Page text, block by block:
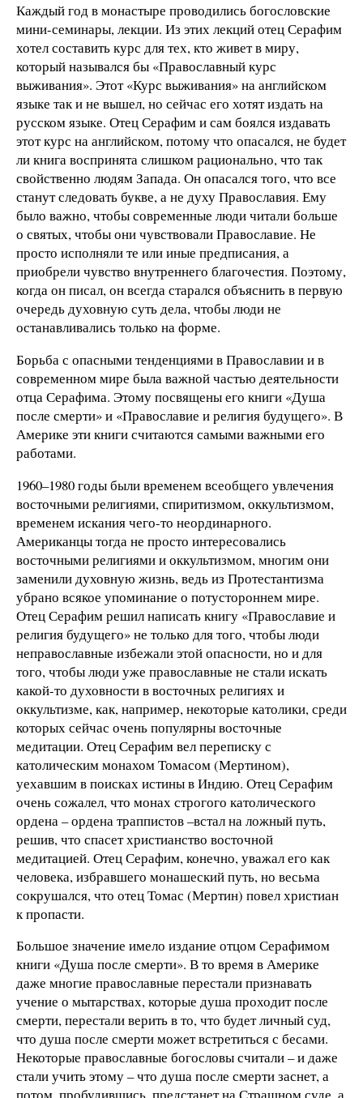
Каждый год в монастыре проводились богословские
мини-семинары, лекции. Из этих лекций отец Серафим
хотел составить курс для тех, кто живет в миру,
который назывался бы «Православный курс
выживания». Этот «Курс выживания» на английском
языке так и не вышел, но сейчас его хотят издать на
русском языке. Отец Серафим и сам боялся издавать
этот курс на английском, потому что опасался, не будет
ли книга воспринята слишком рационально, что так
свойственно людям Запада. Он опасался того, что все
станут следовать букве, а не духу Православия. Ему
было важно, чтобы современные люди читали больше
о святых, чтобы они чувствовали Православие. Не
просто исполняли те или иные предписания, а
приобрели чувство внутреннего благочестия. Поэтому,
когда он писал, он всегда старался объяснить в первую
очередь духовную суть дела, чтобы люди не
останавливались только на форме.
Борьба с опасными тенденциями в Православии и в
современном мире была важной частью деятельности
отца Серафима. Этому посвящены его книги «Душа
после смерти» и «Православие и религия будущего». В
Америке эти книги считаются самыми важными его
работами.
1960–1980 годы были временем всеобщего увлечения
восточными религиями, спиритизмом, оккультизмом,
временем искания чего-то неординарного.
Американцы тогда не просто интересовались
восточными религиями и оккультизмом, многим они
заменили духовную жизнь, ведь из Протестантизма
убрано всякое упоминание о потустороннем мире.
Отец Серафим решил написать книгу «Православие и
религия будущего» не только для того, чтобы люди
неправославные избежали этой опасности, но и для
того, чтобы люди уже православные не стали искать
какой-то духовности в восточных религиях и
оккультизме, как, например, некоторые католики, среди
которых сейчас очень популярны восточные
медитации. Отец Серафим вел переписку с
католическим монахом Томасом (Мертином),
уехавшим в поисках истины в Индию. Отец Серафим
очень сожалел, что монах строгого католического
ордена – ордена траппистов –встал на ложный путь,
решив, что спасет христианство восточной
медитацией. Отец Серафим, конечно, уважал его как
человека, избравшего монашеский путь, но весьма
сокрушался, что отец Томас (Мертин) повел христиан
к пропасти.
Большое значение имело издание отцом Серафимом
книги «Душа после смерти». В то время в Америке
даже многие православные перестали признавать
учение о мытарствах, которые душа проходит после
смерти, перестали верить в то, что будет личный суд,
что душа после смерти может встретиться с бесами.
Некоторые православные богословы считали – и даже
стали учить этому – что душа после смерти заснет, а